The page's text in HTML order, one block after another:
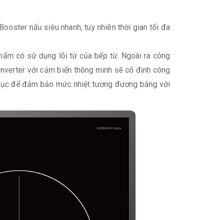
nấu siêu nhanh, tuy nhiên thời gian tối đa
có sử dụng lõi từ của bếp từ. Ngoài ra công
với cảm biến thông minh sẽ cố định công
để đảm bảo mức nhiệt tương đương bằng với